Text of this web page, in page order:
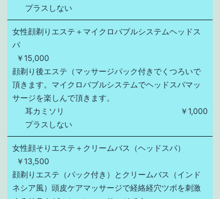
プラスしない
女性顔剃りエステ＋マイクロバブルシステムヘッドス
パ
￥15,000
顔剃り後エステ（マッサージパック付きでくつろいで
頂きます。マイクロバブルシステムでヘッドスパマッ
サージを楽しんで頂きます。
耳カミソリ
￥1,000
プラスしない
女性顔そりエステ＋クリームバス（ヘッドスパ）
￥13,500
顔剃りエステ（パック付き）とクリームバス（インド
ネシア風）頭皮ケアマッサージで経絡経穴ツボを刺激